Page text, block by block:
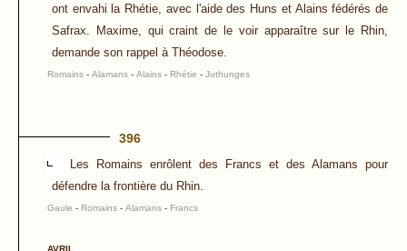
ont envahi la Rhétie, avec l'aide des Huns et Alains fédérés de
Safrax. Maxime, qui craint de le voir apparaître sur le Rhin,
demande son rappel à Théodose.
Romains - Alamans - Alains - Rhétie - Juthunges
396
Les Romains enrôlent des Francs et des Alamans pour
défendre la frontière du Rhin.
Gaule - Romains - Alamans - Francs
AVRIL